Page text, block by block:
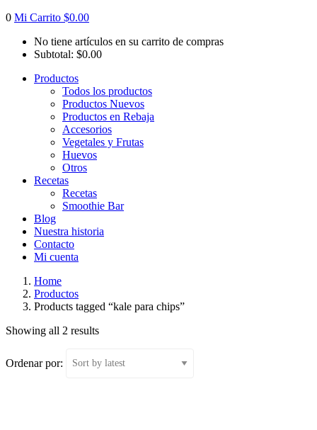
0 Mi Carrito $0.00
No tiene artículos en su carrito de compras
Subtotal: $0.00
Productos
Todos los productos
Productos Nuevos
Productos en Rebaja
Accesorios
Vegetales y Frutas
Huevos
Otros
Recetas
Recetas
Smoothie Bar
Blog
Nuestra historia
Contacto
Mi cuenta
Home
Productos
Products tagged “kale para chips”
Showing all 2 results
Ordenar por: